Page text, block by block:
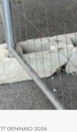
17 GENNAIO 2026